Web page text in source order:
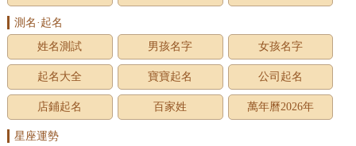
測名·起名
姓名測試
男孩名字 女孩名字
起名大全 寶寶起名 公司起名
店鋪起名 百家姓 萬年曆2026年
星座運勢